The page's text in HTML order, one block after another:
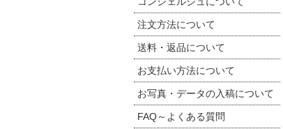
注文方法について
送料・返品について
お支払い方法について
お写真・データの入稿について
FAQ～よくある質問